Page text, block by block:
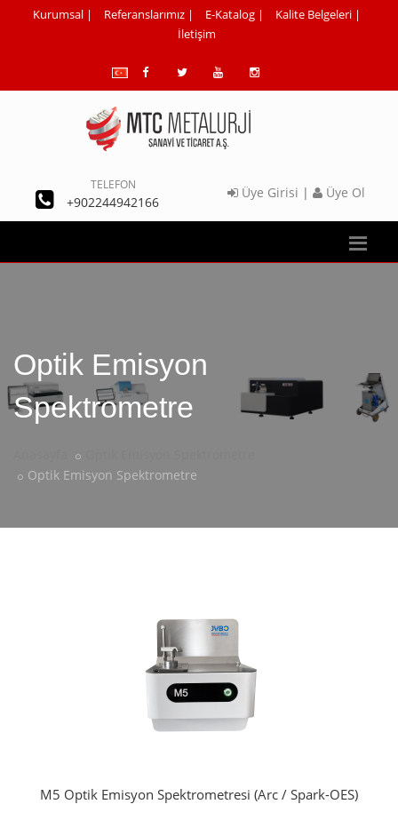
Kurumsal | Referanslarımız | E-Katalog | Kalite Belgeleri |
İletişim
TELEFON
+902244942166
Üye Girisi | Üye Ol
Optik Emisyon
Spektrometre
Optik Emisyon Spektrometre
M5 Optik Emisyon Spektrometresi (Arc / Spark-OES)